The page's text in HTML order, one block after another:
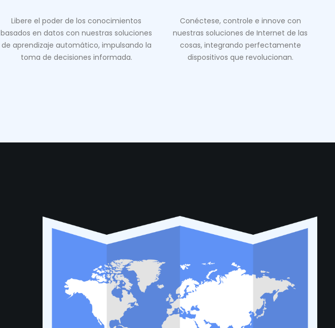
Libere el poder de los conocimientos
basados ​​en datos con nuestras soluciones
de aprendizaje automático, impulsando la
toma de decisiones informada.
Conéctese, controle e innove con
nuestras soluciones de Internet de las
cosas, integrando perfectamente
dispositivos que revolucionan.